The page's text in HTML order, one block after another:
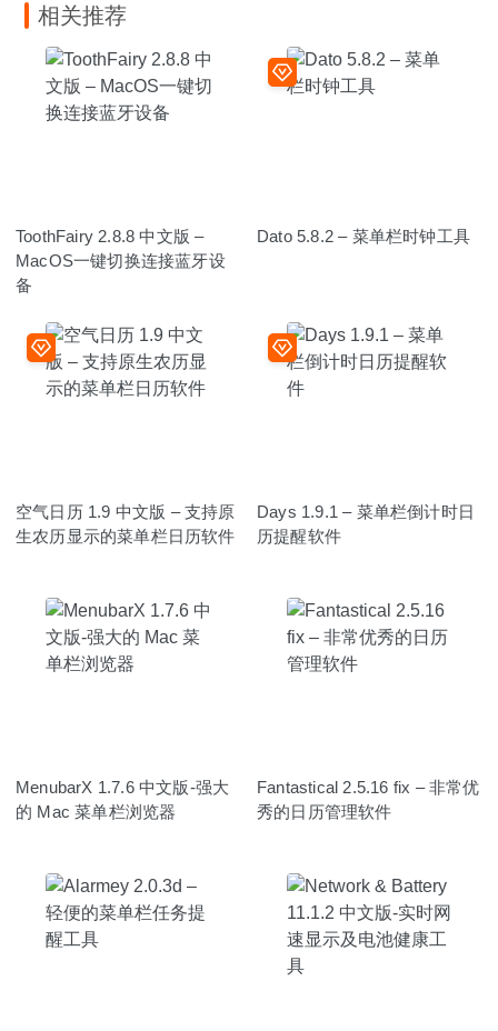
相关推荐
ToothFairy 2.8.8 中文版 –
MacOS一键切换连接蓝牙设
备
Dato 5.8.2 – 菜单栏时钟工具
空气日历 1.9 中文版 – 支持原
生农历显示的菜单栏日历软件
Days 1.9.1 – 菜单栏倒计时日
历提醒软件
MenubarX 1.7.6 中文版-强大
的 Mac 菜单栏浏览器
Fantastical 2.5.16 fix – 非常优
秀的日历管理软件